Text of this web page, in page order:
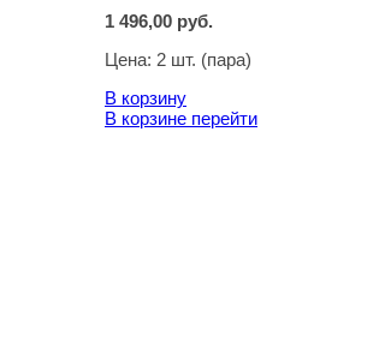
1 496,00 руб.
Цена: 2 шт. (пара)
В корзину
В корзине перейти